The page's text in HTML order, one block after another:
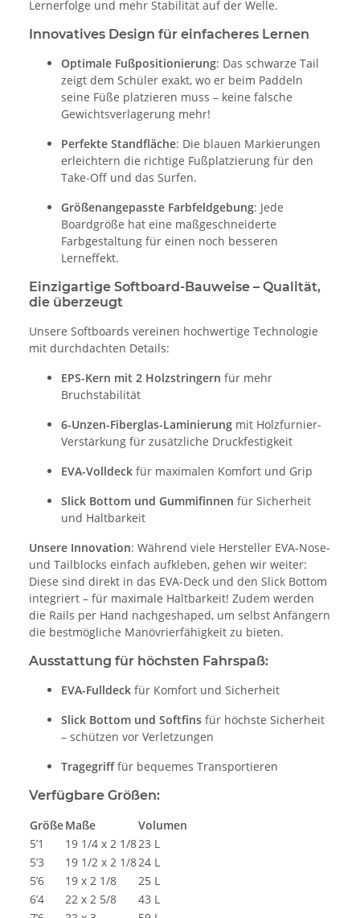
Lernerfolge und mehr Stabilität auf der Welle.
Innovatives Design für einfacheres Lernen
Optimale Fußpositionierung: Das schwarze Tail
zeigt dem Schüler exakt, wo er beim Paddeln
seine Füße platzieren muss – keine falsche
Gewichtsverlagerung mehr!
Perfekte Standfläche: Die blauen Markierungen
erleichtern die richtige Fußplatzierung für den
Take-Off und das Surfen.
Größenangepasste Farbfeldgebung: Jede
Boardgröße hat eine maßgeschneiderte
Farbgestaltung für einen noch besseren
Lerneffekt.
Einzigartige Softboard-Bauweise – Qualität,
die überzeugt
Unsere Softboards vereinen hochwertige Technologie
mit durchdachten Details:
EPS-Kern mit 2 Holzstringern für mehr
Bruchstabilität
6-Unzen-Fiberglas-Laminierung mit Holzfurnier-
Verstärkung für zusätzliche Druckfestigkeit
EVA-Volldeck für maximalen Komfort und Grip
Slick Bottom und Gummifinnen für Sicherheit
und Haltbarkeit
Unsere Innovation: Während viele Hersteller EVA-Nose-
und Tailblocks einfach aufkleben, gehen wir weiter:
Diese sind direkt in das EVA-Deck und den Slick Bottom
integriert – für maximale Haltbarkeit! Zudem werden
die Rails per Hand nachgeshaped, um selbst Anfängern
die bestmögliche Manövrierfähigkeit zu bieten.
Ausstattung für höchsten Fahrspaß:
EVA-Fulldeck für Komfort und Sicherheit
Slick Bottom und Softfins für höchste Sicherheit
– schützen vor Verletzungen
Tragegrifffür bequemes Transportieren
Verfügbare Größen:
GrößeMaße
Volumen
5’1
19 1/4 x 2 1/823 L
5’3
19 1/2 x 2 1/824 L
5’6
19 x 2 1/8
25 L
6’4
22 x 2 5/8
43 L